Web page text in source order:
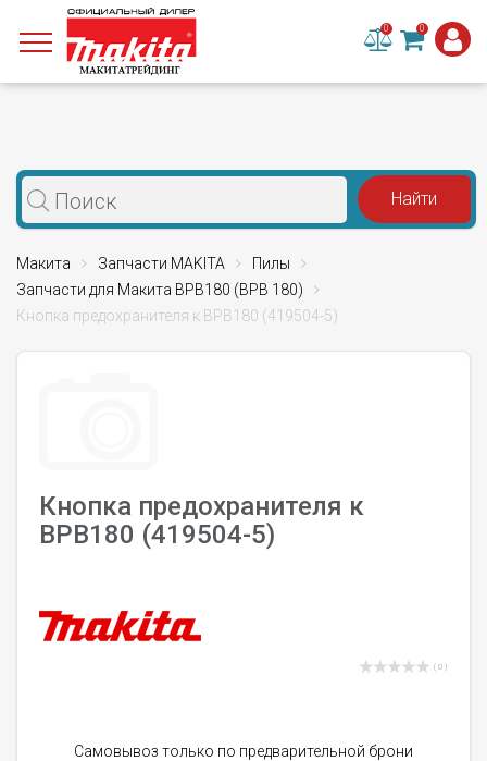
0 0
Макита Запчасти MAKITA
Пилы
Запчасти для Макита BPB180 (BPB 180)
Кнопка предохранителя к BPB180 (419504-5)
Кнопка предохранителя к
BPB180 (419504-5)
( 0 )
Самовывоз только по предварительной брони